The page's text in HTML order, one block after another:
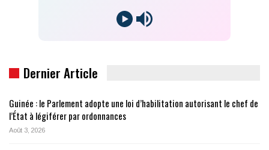
Dernier Article
Guinée : le Parlement adopte une loi d’habilitation autorisant le chef de
l’État à légiférer par ordonnances
Août 3, 2026